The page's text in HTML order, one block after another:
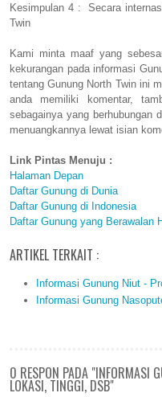
Kesimpulan 4 : Secara
Twin
Kami minta maaf yang
kekurangan pada informasi
tentang Gunung North Twin ini
anda memiliki komentar,
sebagainya yang berhubungan
menuangkannya lewat isian
Link Pintas Menuju :
Halaman Depan
Daftar Gunung di Dunia
Daftar Gunung di Indonesia
Daftar Gunung yang Berawalan
ARTIKEL TERKAIT :
Informasi Gunung Niut -
Informasi Gunung
0 RESPON PADA "INFORMASI
LOKASI, TINGGI, DSB"